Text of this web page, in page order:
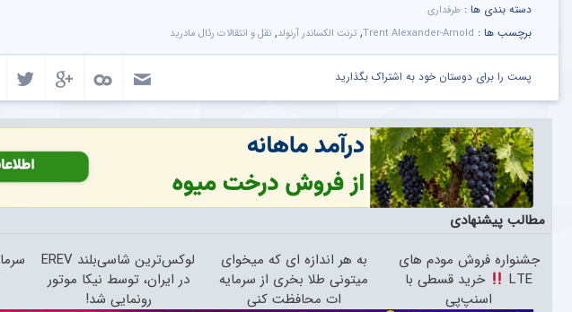
دسته بندی ها : طرفداری
برچسب ها : Trent Alexander-Arnold
, ترنت الکساندر آرنولد, نقل و انتقالات رئال مادرید
پست را برای دوستان خود به اشتراک بگذارید
مطالب پیشنهادی
جشنواره فروش مودم های
LTE
خرید قسطی با
اسنپ‌پی
به هر اندازه ای که میخوای
میتونی طلا بخری از سرمایه
ات محافظت کنی
لوکس‌ترین شاسی‌بلند EREV
در ایران، توسط نیکا موتور
رونمایی شد!